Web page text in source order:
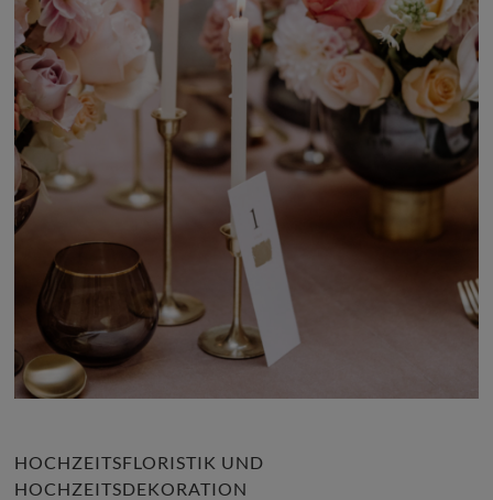
HOCHZEITSFLORISTIK UND
HOCHZEITSDEKORATION